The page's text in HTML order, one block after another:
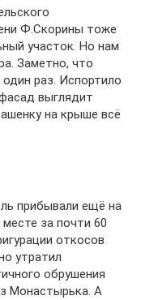
Ф.Скорины тоже
участок. Но нам
Заметно, что
раз. Испортило
выглядит
на крыше всё
прибы­вали ещё на
за почти 60
откосов
утратил
обрушения
Монастырька. А